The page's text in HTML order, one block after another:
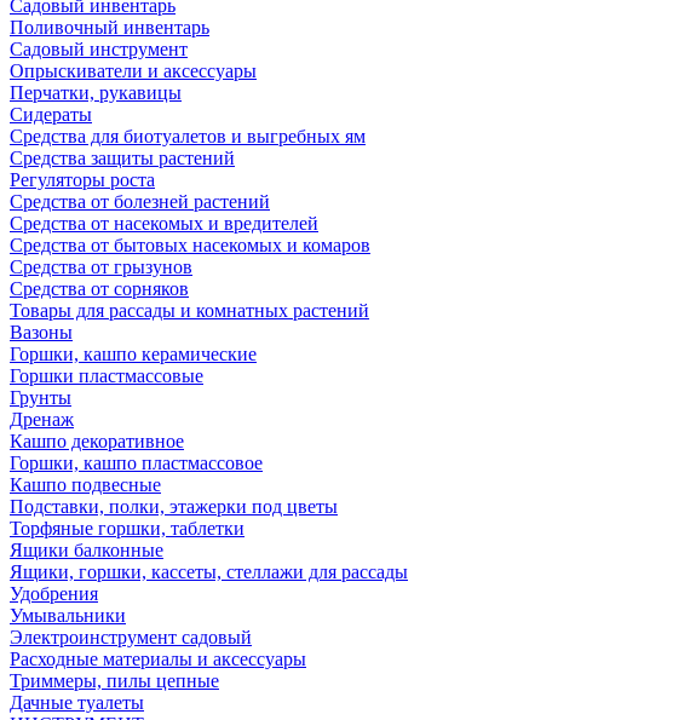
Садовый инвентарь
Поливочный инвентарь
Садовый инструмент
Опрыскиватели и аксессуары
Перчатки, рукавицы
Сидераты
Средства для биотуалетов и выгребных ям
Средства защиты растений
Регуляторы роста
Средства от болезней растений
Средства от насекомых и вредителей
Средства от бытовых насекомых и комаров
Средства от грызунов
Средства от сорняков
Товары для рассады и комнатных растений
Вазоны
Горшки, кашпо керамические
Горшки пластмассовые
Грунты
Дренаж
Кашпо декоративное
Горшки, кашпо пластмассовое
Кашпо подвесные
Подставки, полки, этажерки под цветы
Торфяные горшки, таблетки
Ящики балконные
Ящики, горшки, кассеты, стеллажи для рассады
Удобрения
Умывальники
Электроинструмент садовый
Расходные материалы и аксессуары
Триммеры, пилы цепные
Дачные туалеты